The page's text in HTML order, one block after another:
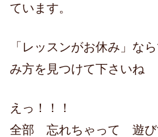
ています。
「レッスンがお休み」な
み方を見つけて下さいね
えっ！！！
全部 忘れちゃって 遊び